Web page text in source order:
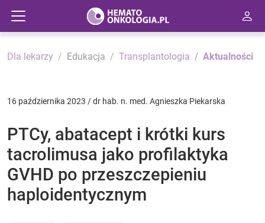
Dla lekarzy Edukacja Transplantologia Aktualności
16 października 2023 / dr hab. n. med. Agnieszka Piekarska
PTCy, abatacept i krótki kurs
tacrolimusa jako profilaktyka
GVHD po przeszczepieniu
haploidentycznym